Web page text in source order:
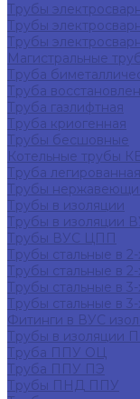
Трубы
Трубы
Трубы
Магистральные
Труба
Труба
Труба газлифтная
Труба криогенная
Трубы бесшовные
Котельные трубы
Труба
Трубы
Трубы в изоляции
Трубы в изоляции
Трубы ВУС ЦПП
Трубы стальные в
Трубы стальные в
Трубы стальные в
Трубы стальные в
Фитинги в ВУС
Трубы в изоляции
Труба ППУ ОЦ
Труба ППУ ПЭ
Трубы ПНД ППУ